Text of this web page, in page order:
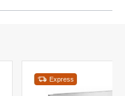
Express